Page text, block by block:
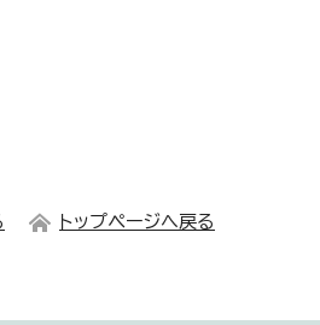
トップページへ戻る